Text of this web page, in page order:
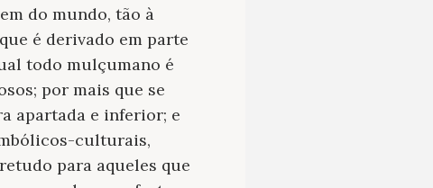
do mundo, tão à
é derivado em parte
todo mulçumano é
por mais que se
apartada e inferior; e
culturais,
para aqueles que